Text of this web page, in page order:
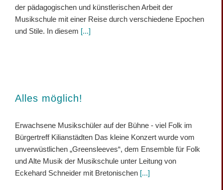
der pädagogischen und künstlerischen Arbeit der
Musikschule mit einer Reise durch verschiedene Epochen
und Stile. In diesem [...]
Alles möglich!
Erwachsene Musikschüler auf der Bühne - viel Folk im
Bürgertreff Kilianstädten Das kleine Konzert wurde vom
unverwüstlichen „Greensleeves“, dem Ensemble für Folk
und Alte Musik der Musikschule unter Leitung von
Eckehard Schneider mit Bretonischen [...]